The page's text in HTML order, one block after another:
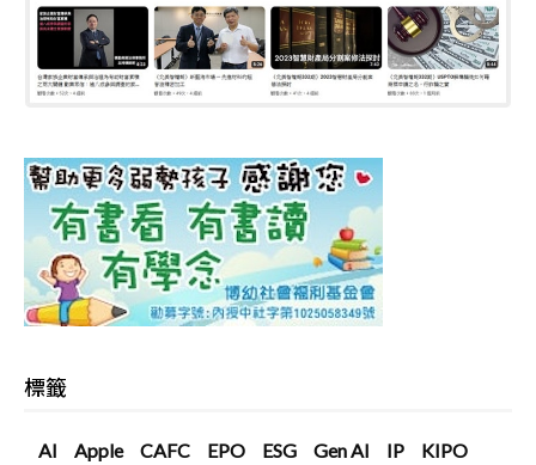
標籤
AI Apple CAFC EPO ESG Gen AI IP
KIPO